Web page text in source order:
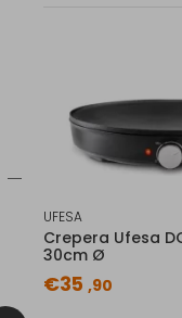
UFESA
Crepera Ufesa
30cm Ø
€35 ,90